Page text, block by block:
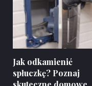
Jak odkamienić
spłuczkę? Poznaj